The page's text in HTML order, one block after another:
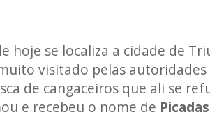
hoje se localiza a cidade de
visitado pelas
de cangaceiros que ali se
e recebeu o nome de Picadas